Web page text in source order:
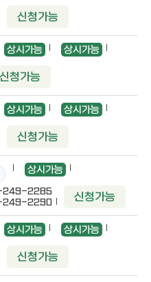
신청가능
상시가능 상시가능
신청가능
상시가능 상시가능
신청가능
상시가능
2285
2290
신청가능
상시가능 상시가능
신청가능